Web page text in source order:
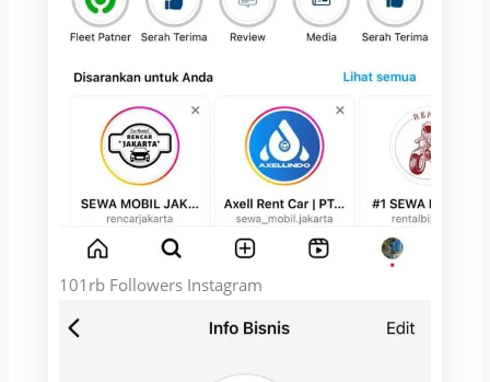
101rb Followers Instagram